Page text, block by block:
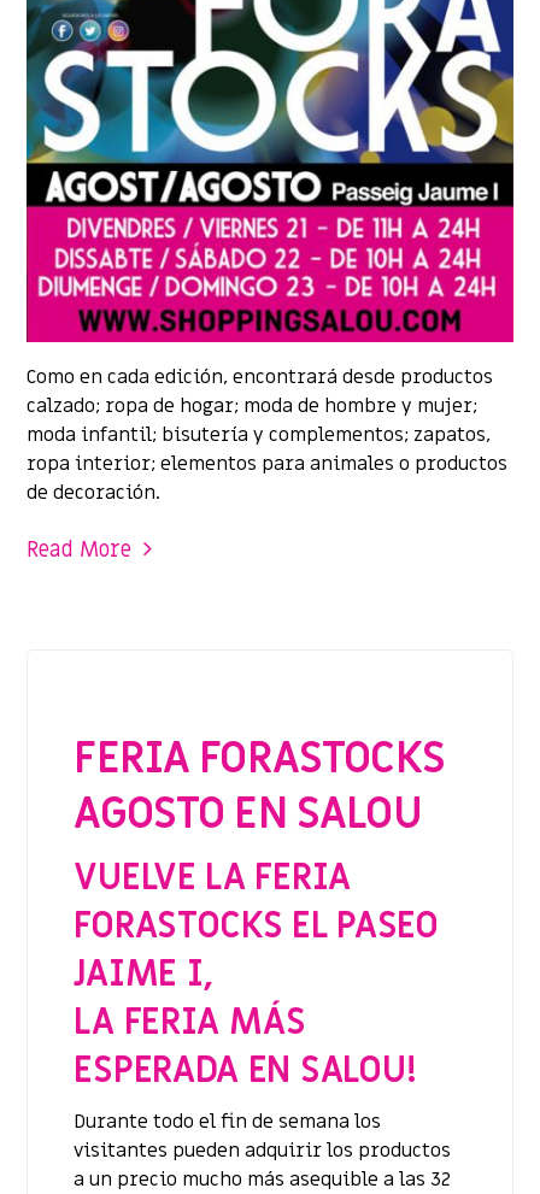
Como en cada edición, encontrará desde productos
calzado; ropa de hogar; moda de hombre y mujer;
moda infantil; bisutería y complementos; zapatos,
ropa interior; elementos para animales o productos
de decoración.
Read More
FERIA FORASTOCKS
AGOSTO EN SALOU
VUELVE LA FERIA
FORASTOCKS EL PASEO
JAIME I,
LA FERIA MÁS
ESPERADA EN SALOU!
Durante todo el fin de semana los
visitantes pueden adquirir los productos
a un precio mucho más asequible a las 32